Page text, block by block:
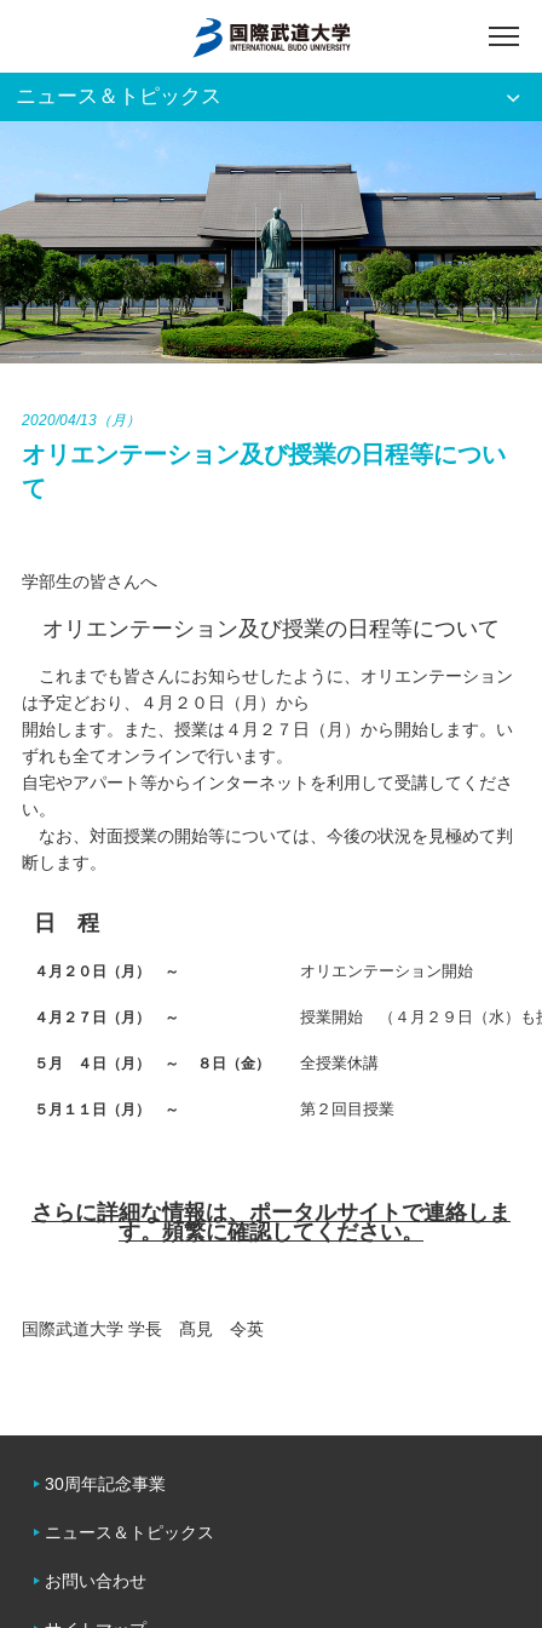
アクセス 入試資料請求
ご利用者別
ホーム
大学案内
ニュース＆トピックス
2020/04/13（月）
オリエンテーション及び授業の日程等につい
て
学部生の皆さんへ
オリエンテーション及び授業の日程等について
これまでも皆さんにお知らせしたように、オリエンテーション
は予定どおり、４月２０日（月）から
開始します。また、授業は４月２７日（月）から開始します。い
ずれも全てオンラインで行います。
自宅やアパート等からインターネットを利用して受講してくださ
い。
なお、対面授業の開始等については、今後の状況を見極めて判
断します。
日 程
４月２０日（月） ～ オリエンテーション開始
４月２７日（月） ～ 授業開始 （４月２９日（水）も
５月 ４日（月） ～ ８日（金） 全授業休講
５月１１日（月） ～ 第２回目授業
さらに詳細な情報は、ポータルサイトで連絡しま
す。頻繁に確認してください。
国際武道大学 学長 髙見 令英
30周年記念事業
ニュース＆トピックス
お問い合わせ